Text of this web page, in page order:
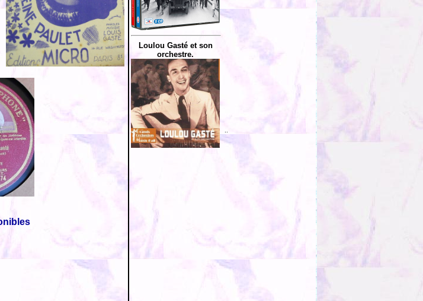
Loulou Gasté et son
orchestre.